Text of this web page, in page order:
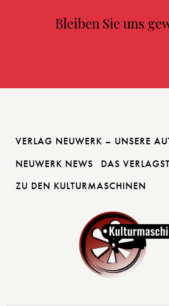
Bleiben Sie uns
VERLAG NEUWERK – UNSERE
NEUWERK NEWS
DAS
ZU DEN KULTURMASCHINEN